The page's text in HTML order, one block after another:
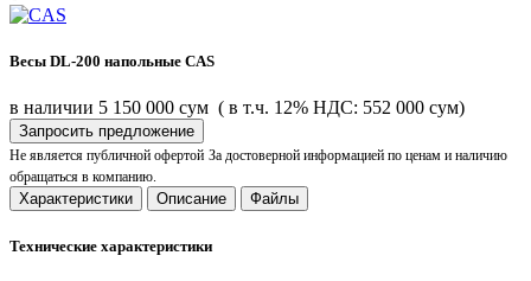
Весы DL-200 напольные CAS
в наличии 5 150 000 сум ( в т.ч. 12% НДС: 552 000 сум)
Запросить предложение
Не является публичной офертой За достоверной информацией по ценам и наличию
обращаться в компанию.
Характеристики Описание Файлы
Технические характеристики